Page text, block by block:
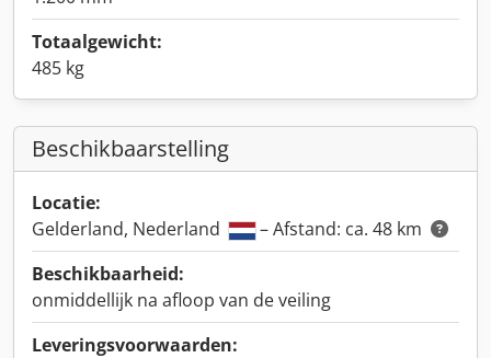
Totaalgewicht:
485 kg
Beschikbaarstelling
Locatie:
Gelderland, Nederland
– Afstand: ca. 48 km
Beschikbaarheid:
onmiddellijk na afloop van de veiling
Leveringsvoorwaarden: